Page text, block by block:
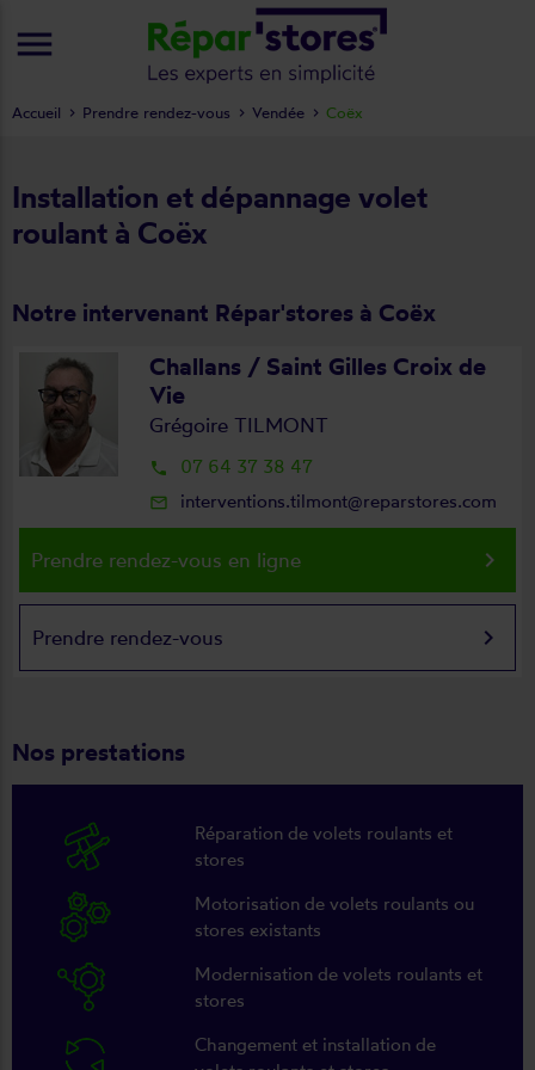
Installation et dépannage volet
roulant à Coëx
Notre intervenant Répar'stores à Coëx
Challans / Saint Gilles Croix de
Vie
Grégoire TILMONT
local_phone 07 64 37 38 47
mail_outline interventions.tilmont@reparstores.com
Prendre rendez-vous en ligne keyboard_arrow_right
Prendre rendez-vous keyboard_arrow_right
Nos prestations
Réparation de volets roulants et
stores
Motorisation de volets roulants ou
stores existants
Modernisation de volets roulants et
stores
Changement et installation de
Accueil Prendre rendez-vous Vendée Coëx
menu